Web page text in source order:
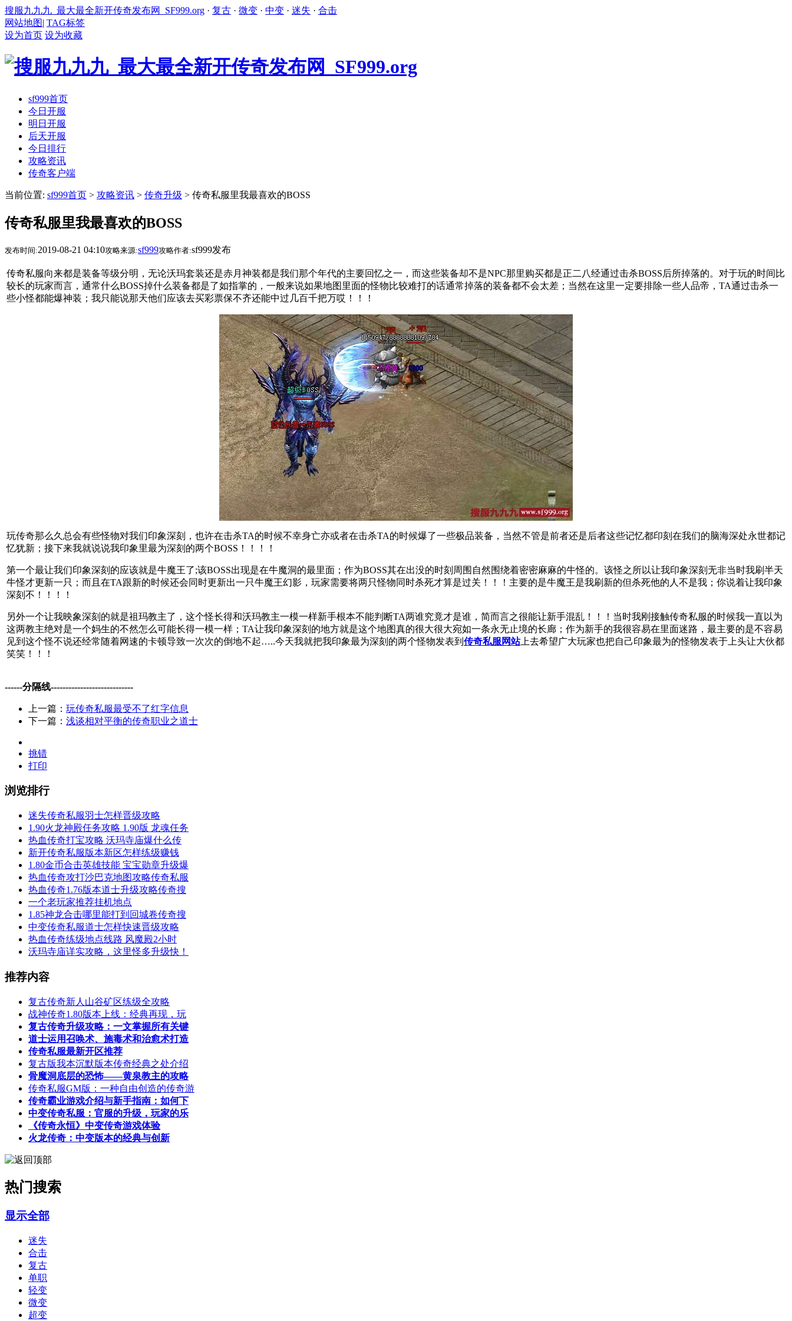
搜服九九九_最大最全新开传奇发布网_SF999.org · 复古 · 微变 · 中变 · 迷失 · 合击
网站地图| TAG标签
设为首页 设为收藏
sf999首页
今日开服
明日开服
后天开服
今日排行
攻略资讯
传奇客户端
当前位置: sf999首页 > 攻略资讯 > 传奇升级 > 传奇私服里我最喜欢的BOSS
传奇私服里我最喜欢的BOSS
发布时间:2019-08-21 04:10攻略来源:sf999攻略作者:sf999发布
传奇私服向来都是装备等级分明，无论沃玛套装还是赤月神装都是我们那个年代的主要回忆之一，而这些装备却不是NPC那里购买都是正二八经通过击杀BOSS后所掉落的。对于玩的时间比
较长的玩家而言，通常什么BOSS掉什么装备都是了如指掌的，一般来说如果地图里面的怪物比较难打的话通常掉落的装备都不会太差；当然在这里一定要排除一些人品帝，TA通过击杀一
些小怪都能爆神装；我只能说那天他们应该去买彩票保不齐还能中过几百千把万哎！！！
玩传奇那么久总会有些怪物对我们印象深刻，也许在击杀TA的时候不幸身亡亦或者在击杀TA的时候爆了一些极品装备，当然不管是前者还是后者这些记忆都印刻在我们的脑海深处永世都记
忆犹新；接下来我就说说我印象里最为深刻的两个BOSS！！！！
第一个最让我们印象深刻的应该就是牛魔王了;该BOSS出现是在牛魔洞的最里面；作为BOSS其在出没的时刻周围自然围绕着密密麻麻的牛怪的。该怪之所以让我印象深刻无非当时我刷半天
牛怪才更新一只；而且在TA跟新的时候还会同时更新出一只牛魔王幻影，玩家需要将两只怪物同时杀死才算是过关！！！主要的是牛魔王是我刷新的但杀死他的人不是我；你说着让我印象
深刻不！！！！
另外一个让我映象深刻的就是祖玛教主了，这个怪长得和沃玛教主一模一样新手根本不能判断TA两谁究竟才是谁，简而言之很能让新手混乱！！！当时我刚接触传奇私服的时候我一直以为
这两教主绝对是一个妈生的不然怎么可能长得一模一样；TA让我印象深刻的地方就是这个地图真的很大很大宛如一条永无止境的长廊；作为新手的我很容易在里面迷路，最主要的是不容易
见到这个怪不说还经常随着网速的卡顿导致一次次的倒地不起…..今天我就把我印象最为深刻的两个怪物发表到 传奇私服网站上去希望广大玩家也把自己印象最为的怪物发表于上头让大伙都
笑笑！！！
------分隔线----------------------------
上一篇： 玩传奇私服最受不了红字信息
下一篇： 浅谈相对平衡的传奇职业之道士
挑错
打印
浏览排行
迷失传奇私服羽士怎样晋级攻略
1.90火龙神殿任务攻略 1.90版 龙魂任务
热血传奇打宝攻略 沃玛寺庙爆什么传
新开传奇私服版本新区怎样练级赚钱
1.80金币合击英雄技能 宝宝勋章升级爆
热血传奇攻打沙巴克地图攻略传奇私服
热血传奇1.76版本道士升级攻略传奇搜
一个老玩家推荐挂机地点
1.85神龙合击哪里能打到回城卷传奇搜
中变传奇私服道士怎样快速晋级攻略
热血传奇练级地点线路 风魔殿2小时
沃玛寺庙详实攻略，这里怪多升级快！
推荐内容
复古传奇新人山谷矿区练级全攻略
战神传奇1.80版本上线：经典再现，玩
复古传奇升级攻略：一文掌握所有关键
道士运用召唤术、施毒术和治愈术打造
传奇私服最新开区推荐
复古版我本沉默版本传奇经典之处介绍
骨魔洞底层的恐怖——黄泉教主的攻略
传奇私服GM版：一种自由创造的传奇游
传奇霸业游戏介绍与新手指南：如何下
中变传奇私服：官服的升级，玩家的乐
《传奇永恒》中变传奇游戏体验
火龙传奇：中变版本的经典与创新
热门搜索
显示全部
迷失
合击
复古
单职
轻变
微变
超变